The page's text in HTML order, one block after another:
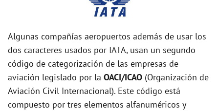
Algunas compañías aeropuertos además de usar los
dos caracteres usados por IATA, usan un segundo
código de categorización de las empresas de
aviación legislado por la OACI/ICAO (Organización de
Aviación Civil Internacional). Este código está
compuesto por tres elementos alfanuméricos y